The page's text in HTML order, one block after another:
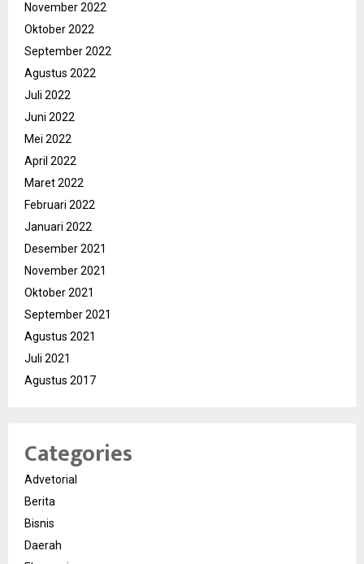
November 2022
Oktober 2022
September 2022
Agustus 2022
Juli 2022
Juni 2022
Mei 2022
April 2022
Maret 2022
Februari 2022
Januari 2022
Desember 2021
November 2021
Oktober 2021
September 2021
Agustus 2021
Juli 2021
Agustus 2017
Categories
Advetorial
Berita
Bisnis
Daerah